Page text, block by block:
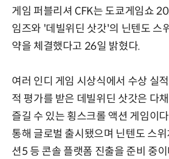
게임 퍼블리셔 CFK는 도쿄게임쇼
임즈와 '데빌위딘 삿갓'의 닌텐도 스
약을 체결했다고 26일 밝혔다.
여러 인디 게임 시상식에서 수상 실
적 평가를 받은 데빌위딘 삿갓은 다
즐길 수 있는 횡스크롤 액션 게임이
통해 글로벌 출시됐으며 닌텐도 스위
션5 등 콘솔 플랫폼 진출을 준비 중